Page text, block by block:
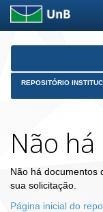
Skip
REPOSITÓRIO
Não
Não há documentos
sua solicitação.
Página inicial do